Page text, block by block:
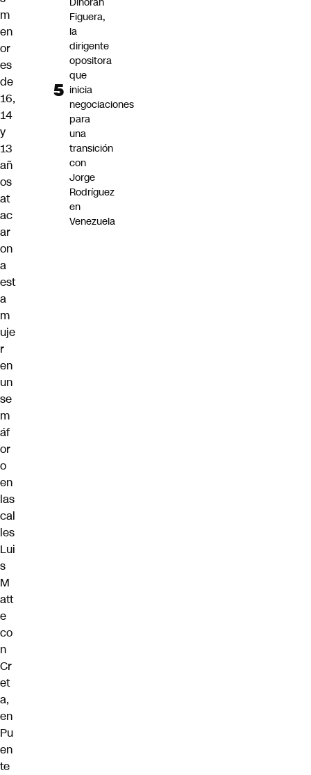
m
en
or
es
de
16,
14
y
13
añ
os
at
ac
ar
on
a
est
a
m
uje
r
en
un
se
m
áf
or
o
en
las
cal
les
Lui
s
M
att
e
co
n
Cr
et
a,
en
Pu
en
te
Figuera,
la
dirigente
opositora
que
inicia
negociaciones
para
una
transición
con
Jorge
Rodríguez
en
Venezuela